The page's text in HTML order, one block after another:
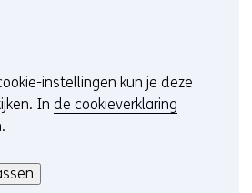
(
v
instellingen kun je deze
In de cookieverklaring